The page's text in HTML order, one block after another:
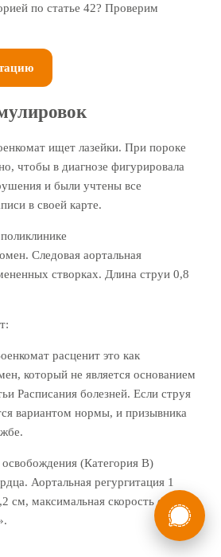
по статье 42? Проверим
ищет лазейки. При пороке
чтобы в диагнозе фигурировала
и были учтены все
в своей карте.
Следовая аортальная
створках. Длина струи 0,8
расценит это как
который не является основанием
Расписания болезней. Если струя
вариантом нормы, и призывника
(Категория В)
. Аортальная регургитация 1
см, максимальная скорость струи в